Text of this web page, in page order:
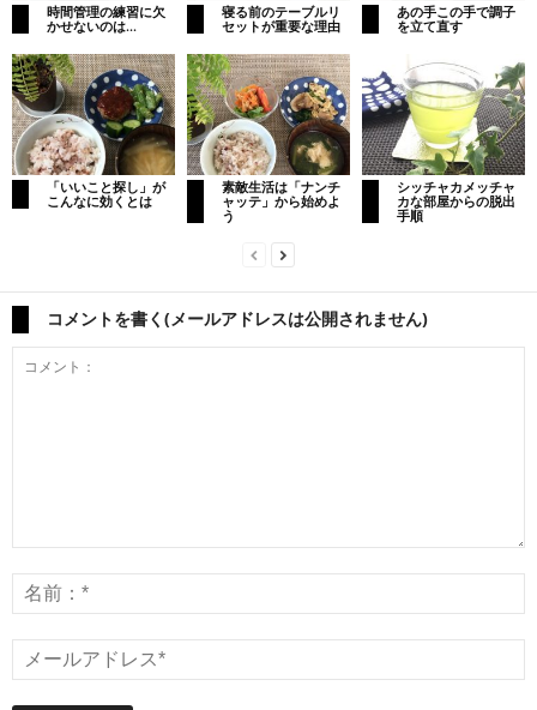
時間管理の練習に欠
かせないのは…
寝る前のテーブルリ
セットが重要な理由
あの手この手で調子
を立て直す
「いいこと探し」が
こんなに効くとは
素敵生活は「ナンチ
ャッテ」から始めよ
う
シッチャカメッチャ
カな部屋からの脱出
手順
コメントを書く(メールアドレスは公開されません)